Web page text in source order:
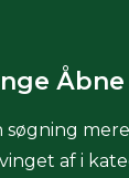
Åbne
søgning
af i